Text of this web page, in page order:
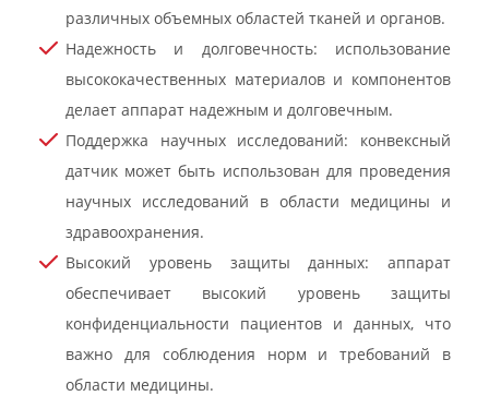
различных объемных областей тканей и органов.
Надежность и долговечность: использование
высококачественных материалов и компонентов
делает аппарат надежным и долговечным.
Поддержка научных исследований: конвексный
датчик может быть использован для проведения
научных исследований в области медицины и
здравоохранения.
Высокий уровень защиты данных: аппарат
обеспечивает высокий уровень защиты
конфиденциальности пациентов и данных, что
важно для соблюдения норм и требований в
области медицины.